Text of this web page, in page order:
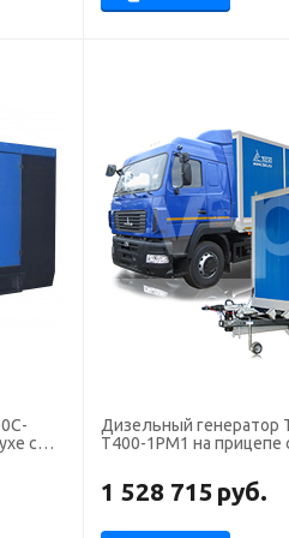
с
Дизельный
Т400-1РМ1 на прицепе
1 528 715 руб.